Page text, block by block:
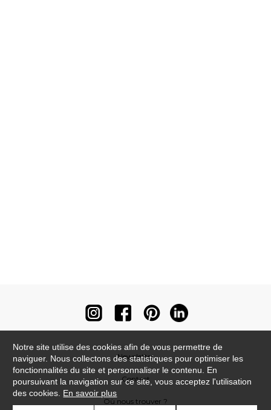
Newsletter
Contact
Où nous trouver ?
Notre site utilise des cookies afin de vous permettre de
naviguer. Nous collectons des statistiques pour optimiser les
fonctionnalités du site et personnaliser le contenu. En
poursuivant la navigation sur ce site, vous acceptez l'utilisation
des cookies. En savoir plus